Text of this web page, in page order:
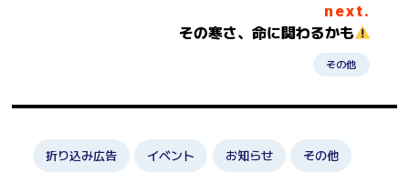
next.
その寒さ、命に関わるかも
その他
折り込み広告 イベント お知らせ その他